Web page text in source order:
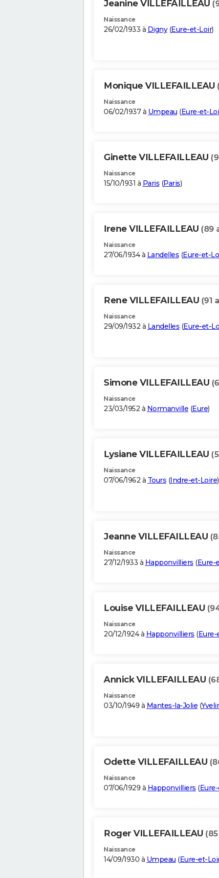
Jeanine VILLEFAILLEAU
Naissance
26/02/1933 à Digny(Eure-et-Loir)
Monique VILLEFAILLEAU
Naissance
06/02/1937 à Umpeau (Eure-et-
Ginette VILLEFAILLEAU
Naissance
15/10/1931 à Paris (Paris)
Irene VILLEFAILLEAU (89
Naissance
27/06/1934 à Landelles (Eure-et-
Rene VILLEFAILLEAU (91
Naissance
29/09/1932 à Landelles (Eure-et-
Simone VILLEFAILLEAU
Naissance
23/03/1952 à Normanville (Eure)
Lysiane VILLEFAILLEAU
Naissance
07/06/1962 à Tours (Indre-et-Loire)
Jeanne VILLEFAILLEAU
Naissance
27/12/1933 à Happonvilliers (Eure-
Louise VILLEFAILLEAU
Naissance
20/12/1924 à Happonvilliers (Eure-
Annick VILLEFAILLEAU
Naissance
03/10/1949 à Mantes-la-Jolie (
Odette VILLEFAILLEAU
Naissance
07/06/1929 à Happonvilliers (
Roger VILLEFAILLEAU
Naissance
14/09/1930 à Umpeau (Eure-et-